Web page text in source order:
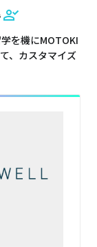
を機にMOTOKI
、カスタマイズ